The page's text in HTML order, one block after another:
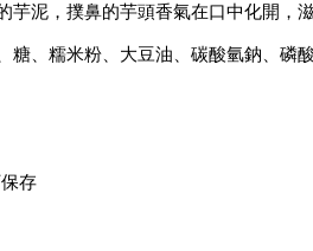
芋泥，撲鼻的芋頭香氣在口中化開，滋
糖、糯米粉、大豆油、碳酸氫鈉、磷
存